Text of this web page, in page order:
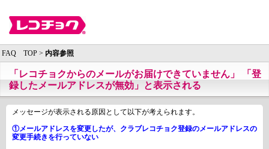
FAQ TOP > 内容参照
「レコチョクからのメールがお届けできていません」 「登
録したメールアドレスが無効」と表示される
メッセージが表示される原因として以下が考えられます。
①メールアドレスを変更したが、クラブレコチョク登録のメールアドレスの
変更手続きを行っていない